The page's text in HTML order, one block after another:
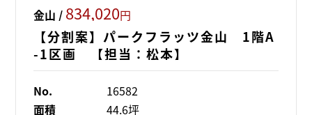
金山 / 834,020円
【分割案】パークフラッツ金山 1階A
-1区画 【担当：松本】
No.
16582
面積
44.6坪